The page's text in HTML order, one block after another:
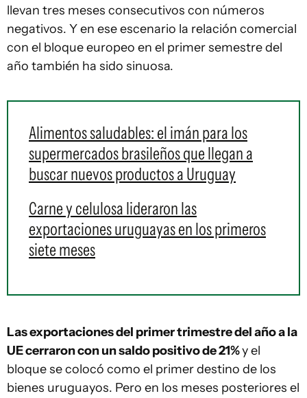
llevan tres meses consecutivos con números
negativos. Y en ese escenario la relación comercial
con el bloque europeo en el primer semestre del
año también ha sido sinuosa.
Alimentos saludables: el imán para los
supermercados brasileños que llegan a
buscar nuevos productos a Uruguay
Carne y celulosa lideraron las
exportaciones uruguayas en los primeros
siete meses
Las exportaciones del primer trimestre del año a la
UE cerraron con un saldo positivo de 21%y el
bloque se colocó como el primer destino de los
bienes uruguayos. Pero en los meses posteriores el